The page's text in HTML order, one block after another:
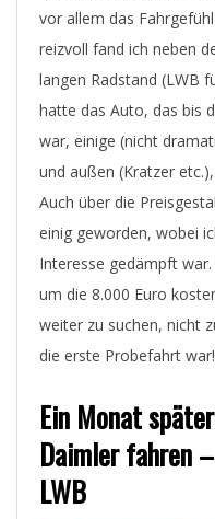
vor allem das
reizvoll fand ich neben
langen Radstand (LWB
hatte das Auto, das bis
war, einige (nicht
und außen (Kratzer
Auch über die
einig geworden, wobei
Interesse gedämpft
um die 8.000 Euro
weiter zu suchen, nicht
die erste Probefahrt war!
Ein Monat
Daimler fahren
LWB